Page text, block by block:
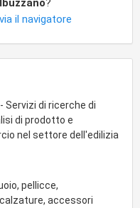
?
il navigatore
di ricerche di
di prodotto e
nel settore dell'edilizia
pellicce,
accessori